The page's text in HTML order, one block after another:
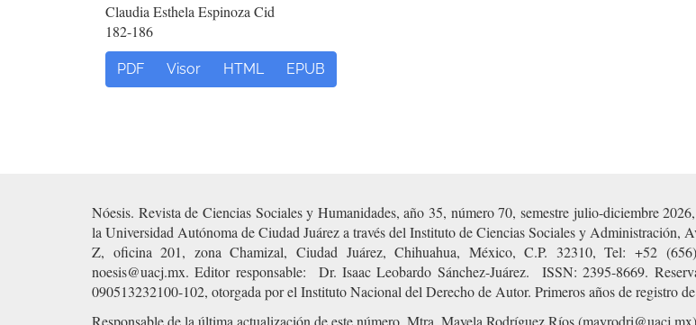
Claudia Esthela Espinoza Cid
182-186
PDF Visor HTML EPUB
Nóesis. Revista de Ciencias Sociales y Humanidades, año 35, número 70, semestre julio-diciembre
la Universidad Autónoma de Ciudad Juárez a través del Instituto de Ciencias Sociales y
Z, oficina 201, zona Chamizal, Ciudad Juárez, Chihuahua, México, C.P. 32310, Tel: +52
noesis@uacj.mx. Editor responsable: Dr. Isaac Leobardo Sánchez-Juárez. ISSN: 2395-8669.
090513232100-102, otorgada por el Instituto Nacional del Derecho de Autor. Primeros años de registro
Responsable de la última actualización de este número, Mtra. Mayela Rodríguez Ríos